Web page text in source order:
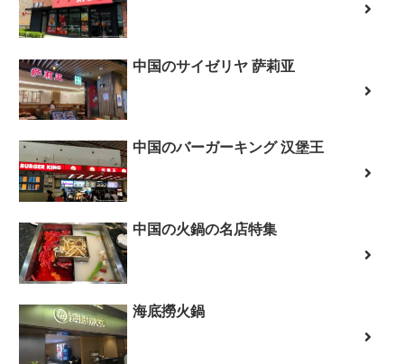
中国のサイゼリヤ 萨莉亚
中国のバーガーキング 汉堡王
中国の火鍋の名店特集
海底撈火鍋